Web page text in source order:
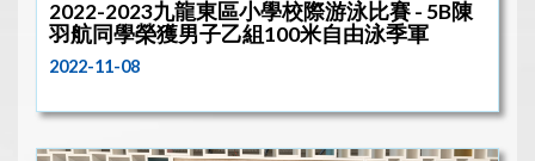
2022-2023九龍東區小學校際游泳比賽 - 5B陳
羽航同學榮獲男子乙組100米自由泳季軍
2022-11-08